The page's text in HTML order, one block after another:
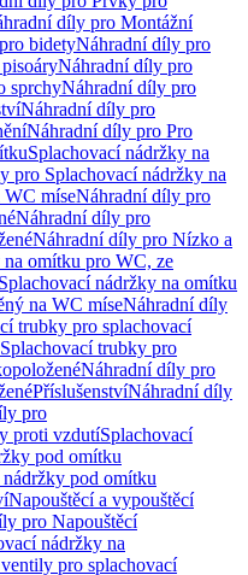
díly pro Montážní
bidetyNáhradní díly pro
Náhradní díly pro
sprchyNáhradní díly pro
Náhradní díly pro
Náhradní díly pro Pro
Splachovací nádržky na
pro Splachovací nádržky na
WC míseNáhradní díly pro
Náhradní díly pro
Náhradní díly pro Nízko a
omítku pro WC, ze
nádržky na omítku
na WC míseNáhradní díly
trubky pro splachovací
trubky pro
Náhradní díly pro
PříslušenstvíNáhradní díly
pro
proti vzdutíSplachovací
pod omítku
pod omítku
Napouštěcí a vypouštěcí
pro Napouštěcí
nádržky na
pro splachovací